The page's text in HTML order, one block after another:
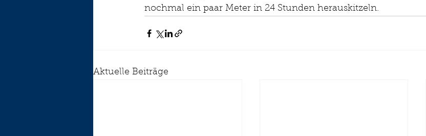
nochmal ein paar Meter in 24 Stunden herauskitzeln.
Aktuelle Beiträge